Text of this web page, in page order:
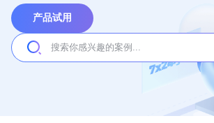
产品试用